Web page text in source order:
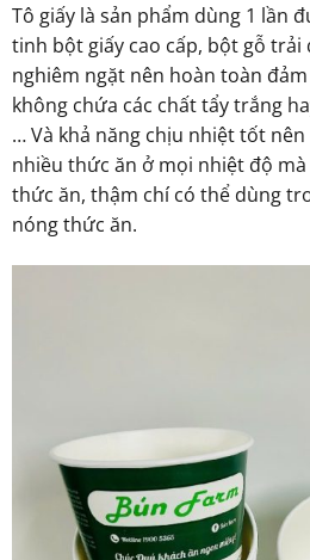
Tô giấy là sản phẩm dùng 1 lần
tinh bột giấy cao cấp, bột gỗ
nghiêm ngặt nên hoàn toàn
không chứa các chất tẩy trắng
… Và khả năng chịu nhiệt tốt
nhiều thức ăn ở mọi nhiệt độ
thức ăn, thậm chí có thể dùng
nóng thức ăn.